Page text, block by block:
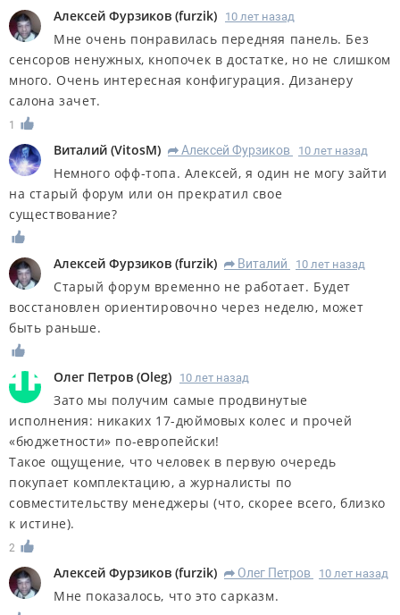
Алексей Фурзиков (furzik) 10 лет назад
Мне очень понравилась передняя панель. Без
сенсоров ненужных, кнопочек в достатке, но не слишком
много. Очень интересная конфигурация. Дизанеру
салона зачет.
1
Виталий (VitosM) R Алексей Фурзиков 10 лет назад
Немного офф-топа. Алексей, я один не могу зайти
на старый форум или он прекратил свое
существование?
Алексей Фурзиков (furzik) R Виталий 10 лет назад
Старый форум временно не работает. Будет
восстановлен ориентировочно через неделю, может
быть раньше.
Олег Петров (Oleg) 10 лет назад
Зато мы получим самые продвинутые
исполнения: никаких 17-дюймовых колес и прочей
«бюджетности» по-европейски!
Такое ощущение, что человек в первую очередь
покупает комплектацию, а журналисты по
совместительству менеджеры (что, скорее всего, близко
к истине).
2
Алексей Фурзиков (furzik) R Олег Петров 10 лет назад
Мне показалось, что это сарказм.